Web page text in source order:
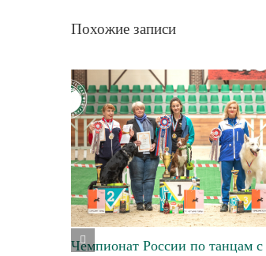
Похожие записи
Чемпионат России по танцам с